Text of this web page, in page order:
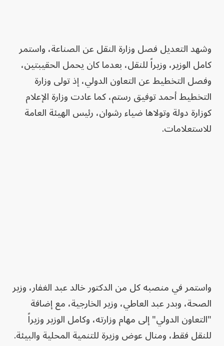
وشهد التعديل فصل وزارة النقل عن الصناعة، واستمر
كامل الوزير، وزيراً للنقل، بعدما كان يحمل الحقيبتين،
وفصل التخطيط عن التعاون الدولي، إذ تولى وزارة
التخطيط أحمد توفيق رستم، كما عادت وزارة الإعلام
كوزارة دولة وتولاها ضياء رشوان، رئيس الهيئة العامة
للاستعلامات.
واستمر في منصبه كل من الدكتور خالد عبد الغفار، وزير
الصحة، وبدر عبد العاطي، وزير الخارجية، مع إضافة
"التعاون الدولي" إلى مهام وزارته، وكامل الوزير وزيراً
للنقل فقط، ومنال عوض وزيرة للتنمية المحلية والبيئة.